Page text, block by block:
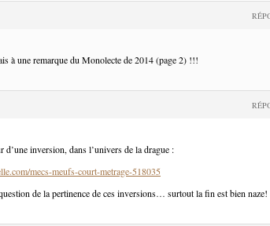
à une remarque du Monolecte de 2014 (page 2) !!!
d’une inversion, dans l’univers de la drague :
mecs-meufs-court-metrage-518035
de la pertinence de ces inversions… surtout la fin est bien naze!